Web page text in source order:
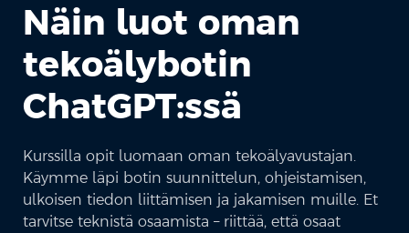
Näin luot oman
tekoälybotin
ChatGPT:ssä
Kurssilla opit luomaan oman tekoälyavustajan.
Käymme läpi botin suunnittelun, ohjeistamisen,
ulkoisen tiedon liittämisen ja jakamisen muille. Et
tarvitse teknistä osaamista – riittää, että osaat